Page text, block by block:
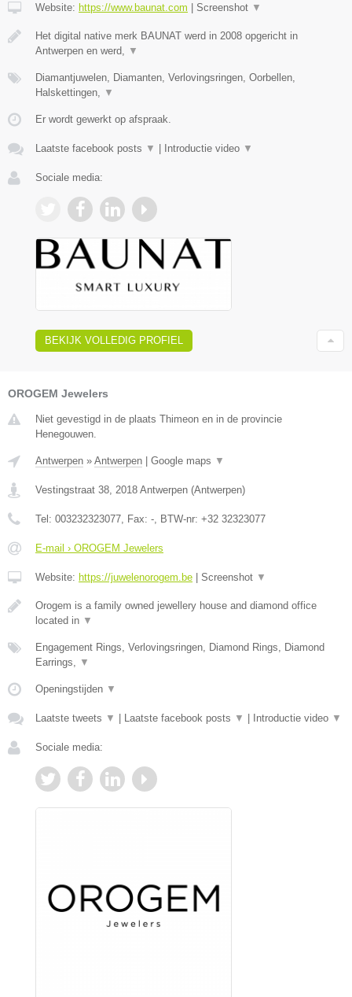
Website: https://www.baunat.com Screenshot ▼
Het digital native merk BAUNAT werd in 2008 opgericht in
Antwerpen en werd,
▼
Diamantjuwelen, Diamanten, Verlovingsringen, Oorbellen,
Halskettingen,
▼
Er wordt gewerkt op afspraak.
Laatste facebook posts ▼ Introductie video ▼
Sociale media:
BEKIJK VOLLEDIG PROFIEL
OROGEM Jewelers
Niet gevestigd in de plaats Thimeon en in de provincie
Henegouwen.
Antwerpen » Antwerpen Google maps ▼
Vestingstraat 38, 2018 Antwerpen (Antwerpen)
Tel: 003232323077, Fax: -, BTW-nr: +32 32323077
E-mail › OROGEM Jewelers
Website: https://juwelenorogem.be Screenshot ▼
Orogem is a family owned jewellery house and diamond office
located in ▼
Engagement Rings, Verlovingsringen, Diamond Rings, Diamond
Earrings, ▼
Openingstijden ▼
Laatste tweets ▼ Laatste facebook posts ▼ Introductie video ▼
Sociale media: